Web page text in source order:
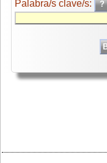
Palabra/s clave/s: